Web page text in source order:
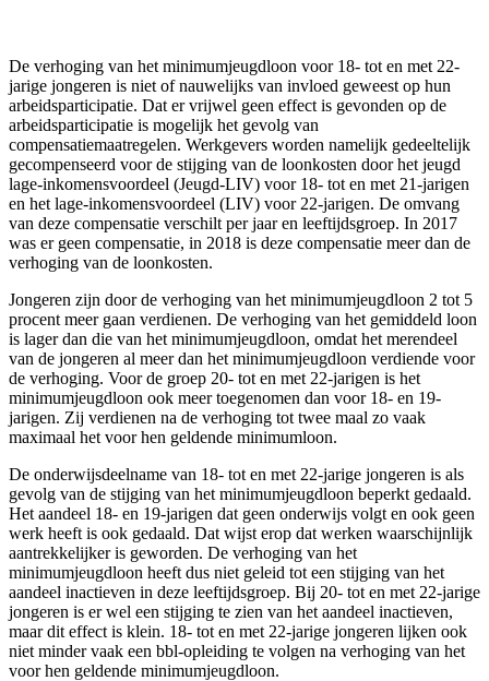
De verhoging van het minimumjeugdloon voor 18- tot en met 22-
jarige jongeren is niet of nauwelijks van invloed geweest op hun
arbeidsparticipatie. Dat er vrijwel geen effect is gevonden op de
arbeidsparticipatie is mogelijk het gevolg van
compensatiemaatregelen. Werkgevers worden namelijk gedeeltelijk
gecompenseerd voor de stijging van de loonkosten door het jeugd
lage-inkomensvoordeel (Jeugd-LIV) voor 18- tot en met 21-jarigen
en het lage-inkomensvoordeel (LIV) voor 22-jarigen. De omvang
van deze compensatie verschilt per jaar en leeftijdsgroep. In 2017
was er geen compensatie, in 2018 is deze compensatie meer dan de
verhoging van de loonkosten.
Jongeren zijn door de verhoging van het minimumjeugdloon 2 tot 5
procent meer gaan verdienen. De verhoging van het gemiddeld loon
is lager dan die van het minimumjeugdloon, omdat het merendeel
van de jongeren al meer dan het minimumjeugdloon verdiende voor
de verhoging. Voor de groep 20- tot en met 22-jarigen is het
minimumjeugdloon ook meer toegenomen dan voor 18- en 19-
jarigen. Zij verdienen na de verhoging tot twee maal zo vaak
maximaal het voor hen geldende minimumloon.
De onderwijsdeelname van 18- tot en met 22-jarige jongeren is als
gevolg van de stijging van het minimumjeugdloon beperkt gedaald.
Het aandeel 18- en 19-jarigen dat geen onderwijs volgt en ook geen
werk heeft is ook gedaald. Dat wijst erop dat werken waarschijnlijk
aantrekkelijker is geworden. De verhoging van het
minimumjeugdloon heeft dus niet geleid tot een stijging van het
aandeel inactieven in deze leeftijdsgroep. Bij 20- tot en met 22-jarige
jongeren is er wel een stijging te zien van het aandeel inactieven,
maar dit effect is klein. 18- tot en met 22-jarige jongeren lijken ook
niet minder vaak een bbl-opleiding te volgen na verhoging van het
voor hen geldende minimumjeugdloon.